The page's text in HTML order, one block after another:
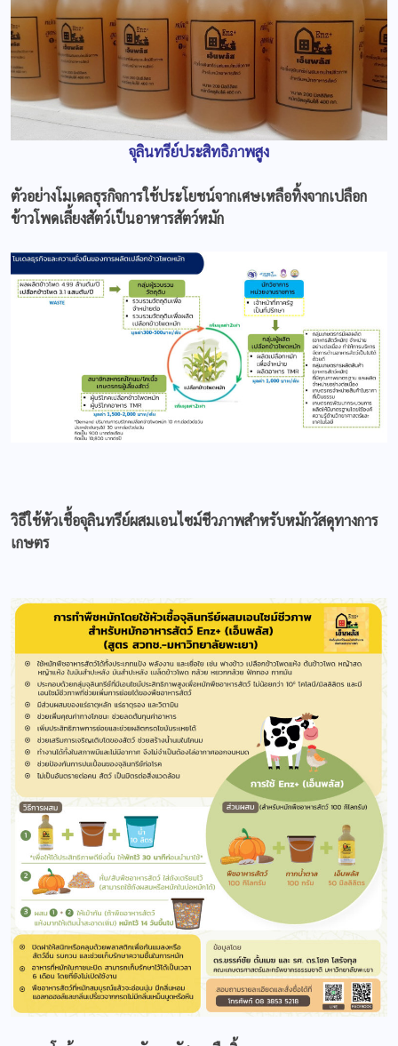
จุลินทรีย์ประสิทธิภาพสูง
ตัวอย่างโมเดลธุรกิจการใช้ประโยชน์จากเศษเหลือทิ้งจากเปลือก
ข้าวโพดเลี้ยงสัตว์เป็นอาหารสัตว์หมัก
วิธีใช้หัวเชื้อจุลินทรีย์ผสมเอนไซม์ชีวภาพสำหรับหมักวัสดุทางการ
เกษตร